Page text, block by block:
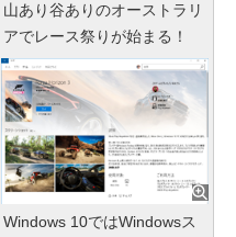
山あり谷ありのオーストラリ
アでレース祭りが始まる！
Windows 10ではWindowsス